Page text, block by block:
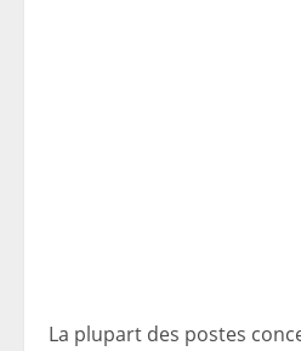
La plupart des postes